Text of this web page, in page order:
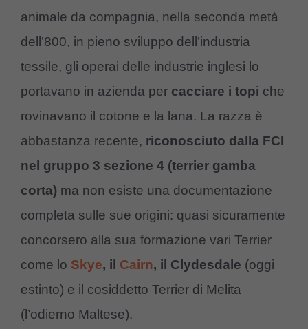
animale da compagnia, nella seconda metà
dell’800, in pieno sviluppo dell’industria
tessile, gli operai delle industrie inglesi lo
portavano in azienda per cacciare i topi che
rovinavano il cotone e la lana. La razza è
abbastanza recente, riconosciuto dalla FCI
nel gruppo 3 sezione 4 (terrier gamba
corta) ma non esiste una documentazione
completa sulle sue origini: quasi sicuramente
concorsero alla sua formazione vari Terrier
come lo Skye, il Cairn, il Clydesdale (oggi
estinto) e il cosiddetto Terrier di Melita
(l’odierno Maltese).